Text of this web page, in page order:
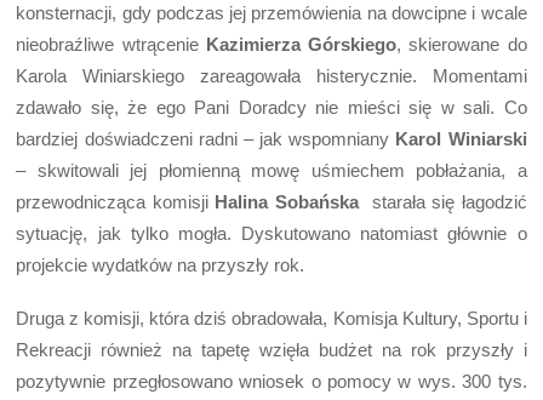
konsternacji, gdy podczas jej przemówienia na dowcipne i wcale
nieobraźliwe wtrącenie Kazimierza Górskiego, skierowane do
Karola Winiarskiego zareagowała histerycznie. Momentami
zdawało się, że ego Pani Doradcy nie mieści się w sali. Co
bardziej doświadczeni radni – jak wspomniany Karol Winiarski
– skwitowali jej płomienną mowę uśmiechem pobłażania, a
przewodnicząca komisji Halina Sobańskastarała się łagodzić
sytuację, jak tylko mogła. Dyskutowano natomiast głównie o
projekcie wydatków na przyszły rok.
Druga z komisji, która dziś obradowała, Komisja Kultury, Sportu i
Rekreacji również na tapetę wzięła budżet na rok przyszły i
pozytywnie przegłosowano wniosek o pomocy w wys. 300 tys.